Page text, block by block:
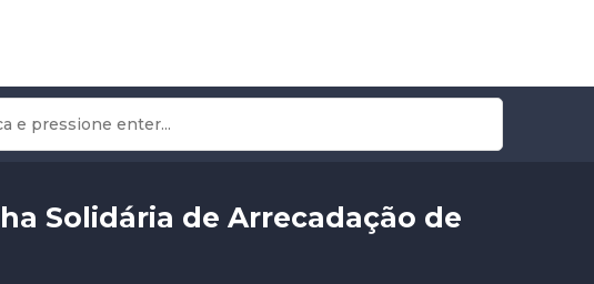
Solidária de Arrecadação de